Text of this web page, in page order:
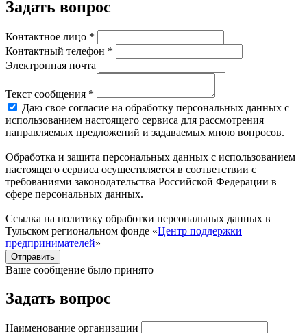
Задать вопрос
Контактное лицо *
Контактный телефон *
Электронная почта
Текст сообщения *
Даю свое согласие на обработку персональных данных с
использованием настоящего сервиса для рассмотрения
направляемых предложений и задаваемых мною вопросов.
Обработка и защита персональных данных с использованием
настоящего сервиса осуществляется в соответствии с
требованиями законодательства Российской Федерации в
сфере персональных данных.
Ссылка на политику обработки персональных данных в
Тульском региональном фонде «Центр поддержки
предпринимателей»
Отправить
Ваше сообщение было принято
Задать вопрос
Наименование организации